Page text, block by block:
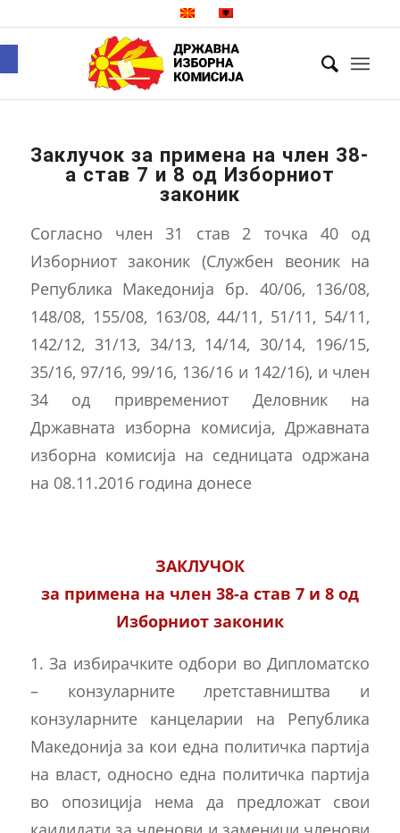
Заклучок за примена на член 38-
а став 7 и 8 од Изборниот
законик
Согласно член 31 став 2 точка 40 од
Изборниот законик (Службен веоник на
Република Македонија бр. 40/06, 136/08,
148/08, 155/08, 163/08, 44/11, 51/11, 54/11,
142/12, 31/13, 34/13, 14/14, 30/14, 196/15,
35/16, 97/16, 99/16, 136/16 и 142/16), и член
34 од привремениот Деловник на
Државната изборна комисија, Државната
изборна комисија на седницата одржана
на 08.11.2016 година донесе
ЗАКЛУЧОК
за примена на член 38-а став 7 и 8 од
Изборниот законик
1. За избирачките одбори во Дипломатско
– конзуларните лретставништва и
конзуларните канцеларии на Република
Македонија за кои една политичка партија
на власт, односно една политичка партија
во опозиција нема да предложат свои
каидидати за членови и заменици членови
Open toolbar